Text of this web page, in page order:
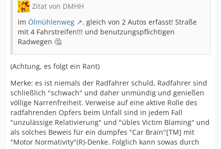
Zitat von DMHH
Im Ölmühlenweg
. gleich von 2 Autos erfasst! Straße
mit 4 Fahrstreifen!!! und benutzungspflichtigen
Radwegen 🤔
(Achtung, es folgt ein Rant)
Merke: es ist niemals der Radfahrer schuld, Radfahrer sind
schließlich "schwach" und daher unmündig und genießen
völlige Narrenfreiheit. Verweise auf eine aktive Rolle des
radfahrenden Opfers beim Unfall sind in jedem Fall
"unzulässige Relativierung" und "übles Victim Blaming" und
als solches Beweis für ein dumpfes "Car Brain"[TM] mit
"Motor Normativity"(R)-Denke. Folglich kann sowas durch